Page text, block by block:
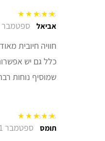
דורג5מתוך 5אביאל ספטמבר 4, 2025
חוויה חיובית
כלל גם יש
שמוסיף נוחות
דורג5מתוך 5תומס ספטמבר 11, 2025